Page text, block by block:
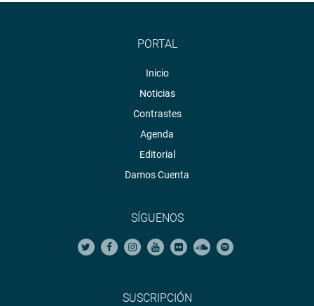
PORTAL
Inicio
Noticias
Contrastes
Agenda
Editorial
Damos Cuenta
SÍGUENOS
SUSCRIPCIÓN